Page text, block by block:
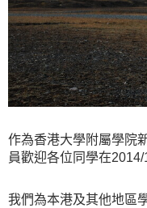
作為香港大學附屬學院
員歡迎各位同學在
我們為本港及其他地區